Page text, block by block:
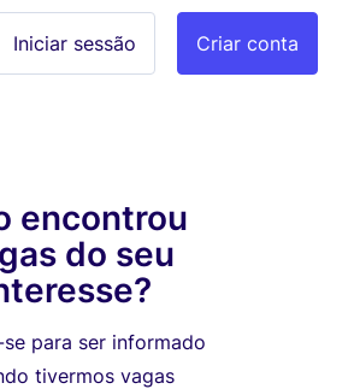
Criar conta
Iniciar sessão
encontrou
do seu
se para ser informado
tivermos vagas